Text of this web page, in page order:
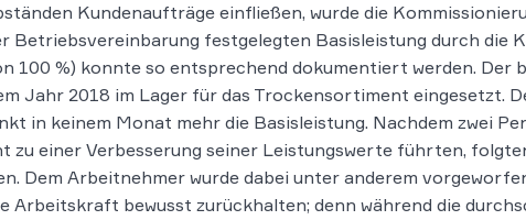
Kundenaufträge einfließen, wurde die
Betriebsvereinbarung festgelegten Basisleistung durch die
100 %) konnte so entsprechend dokumentiert werden. Der
Jahr 2018 im Lager für das Trockensortiment eingesetzt.
in keinem Monat mehr die Basisleistung. Nachdem zwei
zu einer Verbesserung seiner Leistungswerte führten,
Dem Arbeitnehmer wurde dabei unter anderem
Arbeitskraft bewusst zurückhalten; denn während die